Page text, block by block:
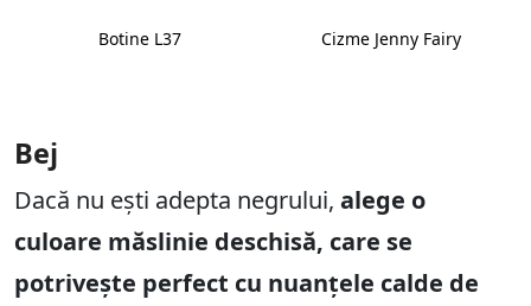
Botine L37 Cizme Jenny Fairy
Bej
Dacă nu ești adepta negrului, alege o
culoare măslinie deschisă, care se
potrivește perfect cu nuanțele calde de